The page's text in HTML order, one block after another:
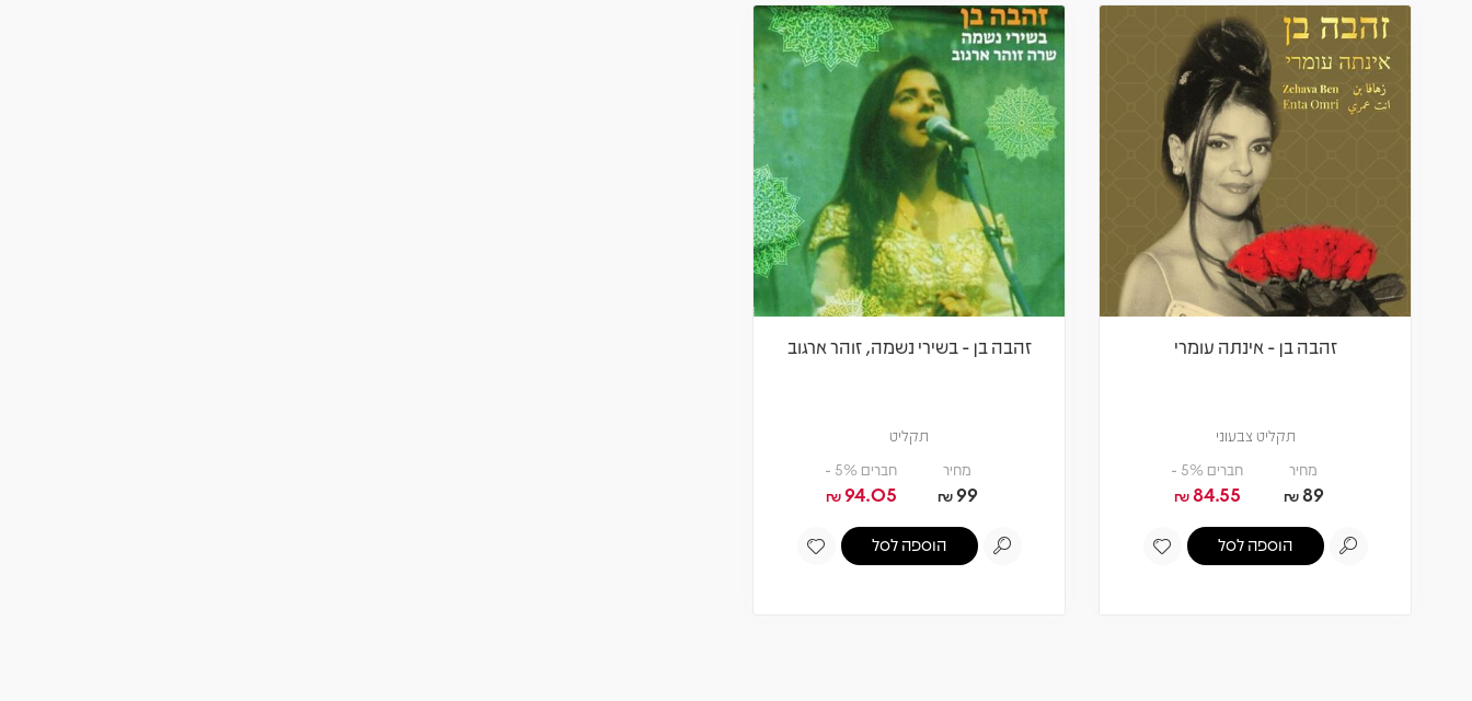
זהבה בן - אינתה עומרי
תקליט צבעוני
מחיר
89
₪
חברים 5% -
84.55
₪
הוספה לסל
זהבה בן - בשירי נשמה, זוהר ארגוב
תקליט
מחיר
99
₪
חברים 5% -
94.05
₪
הוספה לסל